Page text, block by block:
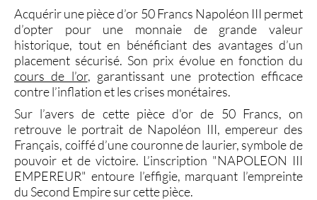
Acquérir unepièce d’or 50 Francs Napoléon III permet
d’opter pour une monnaie de grande valeur
historique, tout en bénéficiant des avantages d’un
placement sécurisé. Son prix évolue en fonction du
cours de l’or, garantissant une protection efficace
contre l’inflation et les crises monétaires.
Sur l’avers de cette pièce d'or de 50 Francs, on
retrouve le portrait de Napoléon III, empereur des
Français, coiffé d’une couronne de laurier, symbole de
pouvoir et de victoire. L’inscription "NAPOLEON III
EMPEREUR" entoure l’effigie, marquant l’empreinte
du Second Empire sur cette pièce.